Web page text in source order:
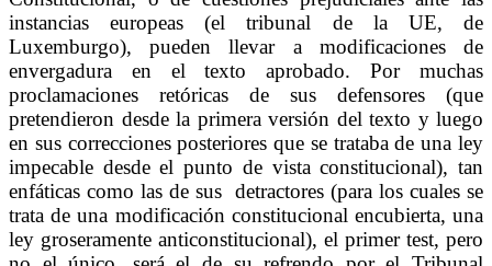
instancias europeas (el tribunal de la UE, de
Luxemburgo), pueden llevar a modificaciones de
envergadura en el texto aprobado. Por muchas
proclamaciones retóricas de sus defensores (que
pretendieron desde la primera versión del texto y luego
en sus correcciones posteriores que se trataba de una ley
impecable desde el punto de vista constitucional), tan
enfáticas como las de sus detractores (para los cuales se
trata de una modificación constitucional encubierta, una
ley groseramente anticonstitucional), el primer test, pero